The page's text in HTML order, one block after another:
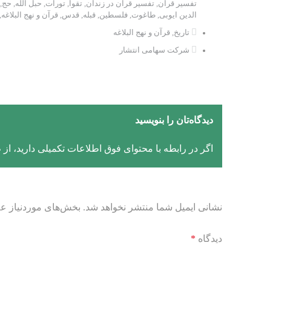
تفسیر قرآن, تفسیر قرآن در زندان, تقوا , تورات, حبل الله, حج,
الدین ایوبی, طاغوت, فلسطین, قبله, قدس, قرآن و نهج البلاغه,
تاریخ, قرآن و نهج البلاغه
شرکت سهامی انتشار
دیدگاه‌تان را بنویسید
اگر در رابطه با محتوای فوق اطلاعات تکمیلی دارید،
نشانی ایمیل شما منتشر نخواهد شد. بخش‌های موردنیاز
دیدگاه *